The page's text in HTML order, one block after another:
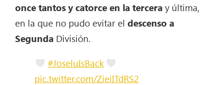
once tantos y catorce en la terceray última,
en la que no pudo evitar eldescenso a
Segunda División.
#JoseluIsBack
pic.twitter.com/ZieiITdRS2